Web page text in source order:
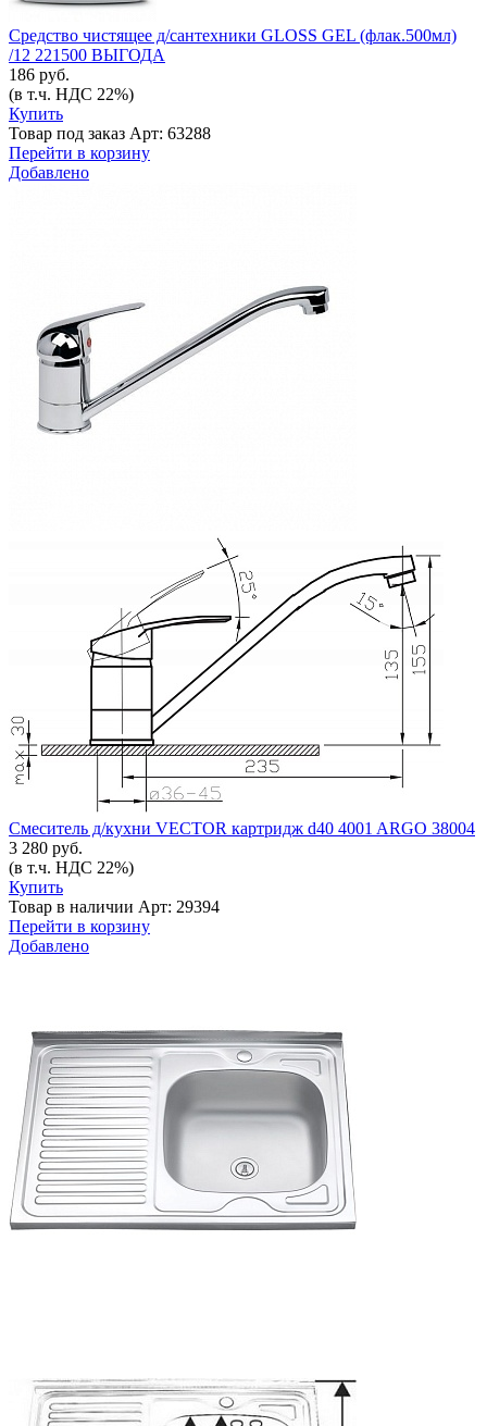
Средство чистящее д/сантехники GLOSS GEL (флак.500мл)
/12 221500 ВЫГОДА
186 руб.
(в т.ч. НДС 22%)
Купить
Товар под заказ Арт: 63288
Перейти в корзину
Добавлено
Смеситель д/кухни VECTOR картридж d40 4001 ARGO 38004
3 280 руб.
(в т.ч. НДС 22%)
Купить
Товар в наличии Арт: 29394
Перейти в корзину
Добавлено